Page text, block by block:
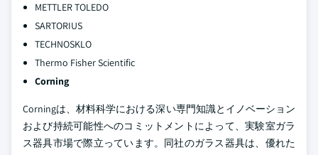
METTLER TOLEDO
SARTORIUS
TECHNOSKLO
Thermo Fisher Scientific
Corning
Corningは、材料科学における深い専門知識とイノベーション
および持続可能性へのコミットメントによって、実験室ガラ
ス器具市場で際立っています。同社のガラス器具は、優れた